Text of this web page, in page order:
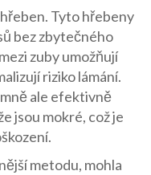
Tyto hřebeny
bez zbytečného
zuby umožňují
riziko lámání.
ale efektivně
jsou mokré, což je
metodu, mohla